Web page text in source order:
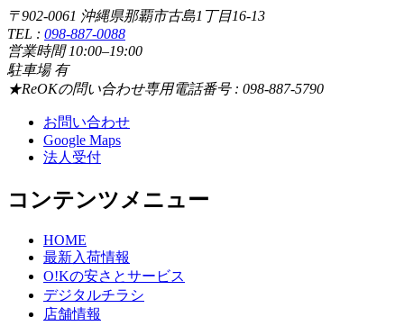
〒902-0061 沖縄県那覇市古島1丁目16-13
TEL : 098-887-0088
営業時間 10:00–19:00
駐車場 有
★ReOKの問い合わせ専用電話番号 : 098-887-5790
お問い合わせ
Google Maps
法人受付
コンテンツメニュー
HOME
最新入荷情報
O!Kの安さとサービス
デジタルチラシ
店舗情報